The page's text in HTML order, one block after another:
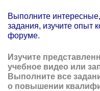
Выполните
задания, изучите опыт
форуме.
Изучите
учебное видео или
Выполните все
о повышении